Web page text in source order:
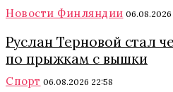
Новости Финляндии 06.08.2026
Руслан Терновой стал
по прыжкам с вышки
Спорт 06.08.2026 22:58